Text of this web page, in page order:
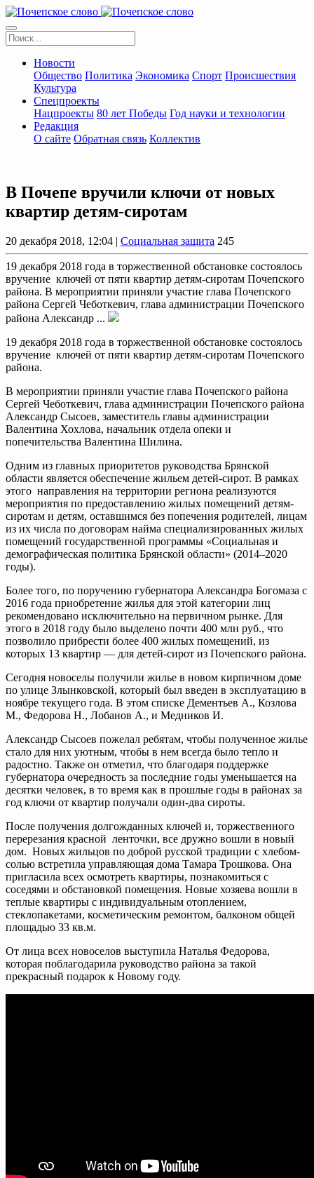
Новости
Общество Политика Экономика Спорт Происшествия
Культура
Спецпроекты
Нацпроекты 80 лет Победы Год науки и технологии
Редакция
О сайте Обратная связь Коллектив
В Почепе вручили ключи от новых
квартир детям-сиротам
20 декабря 2018, 12:04 | Социальная защита 245
19 декабря 2018 года в торжественной обстановке состоялось
вручение ключей от пяти квартир детям-сиротам Почепского
района. В мероприятии приняли участие глава Почепского
района Сергей Чеботкевич, глава администрации Почепского
района Александр ...
19 декабря 2018 года в торжественной обстановке состоялось
вручение ключей от пяти квартир детям-сиротам Почепского
района.
В мероприятии приняли участие глава Почепского района
Сергей Чеботкевич, глава администрации Почепского района
Александр Сысоев, заместитель главы администрации
Валентина Хохлова, начальник отдела опеки и
попечительства Валентина Шилина.
Одним из главных приоритетов руководства Брянской
области является обеспечение жильем детей-сирот. В рамках
этого направления на территории региона реализуются
мероприятия по предоставлению жилых помещений детям-
сиротам и детям, оставшимся без попечения родителей, лицам
из их числа по договорам найма специализированных жилых
помещений государственной программы «Социальная и
демографическая политика Брянской области» (2014–2020
годы).
Более того, по поручению губернатора Александра Богомаза с
2016 года приобретение жилья для этой категории лиц
рекомендовано исключительно на первичном рынке. Для
этого в 2018 году было выделено почти 400 млн руб., что
позволило прибрести более 400 жилых помещений, из
которых 13 квартир — для детей-сирот из Почепского района.
Сегодня новоселы получили жилье в новом кирпичном доме
по улице Злынковской, который был введен в эксплуатацию в
ноябре текущего года. В этом списке Дементьев А., Козлова
М., Федорова Н., Лобанов А., и Медников И.
Александр Сысоев пожелал ребятам, чтобы полученное жилье
стало для них уютным, чтобы в нем всегда было тепло и
радостно. Также он отметил, что благодаря поддержке
губернатора очередность за последние годы уменьшается на
десятки человек, в то время как в прошлые годы в районах за
год ключи от квартир получали один-два сироты.
После получения долгожданных ключей и, торжественного
перерезания красной ленточки, все дружно вошли в новый
дом. Новых жильцов по доброй русской традиции с хлебом-
солью встретила управляющая дома Тамара Трошкова. Она
пригласила всех осмотреть квартиры, познакомиться с
соседями и обстановкой помещения. Новые хозяева вошли в
теплые квартиры с индивидуальным отоплением,
стеклопакетами, косметическим ремонтом, балконом общей
площадью 33 кв.м.
От лица всех новоселов выступила Наталья Федорова,
которая поблагодарила руководство района за такой
прекрасный подарок к Новому году.